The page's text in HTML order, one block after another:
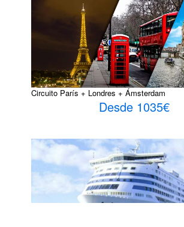
Circuito París + Londres + Ámsterdam
Desde 1035€